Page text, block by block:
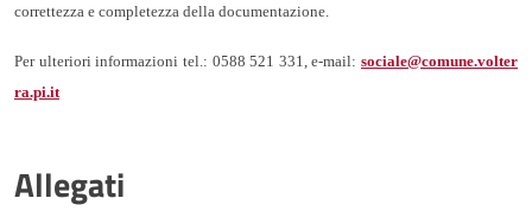
correttezza e completezza della documentazione.
Per ulteriori informazioni tel.: 0588 521 331, e-mail: sociale@comune.volter
ra.pi.it
Allegati